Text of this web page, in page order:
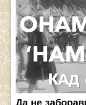
Да не